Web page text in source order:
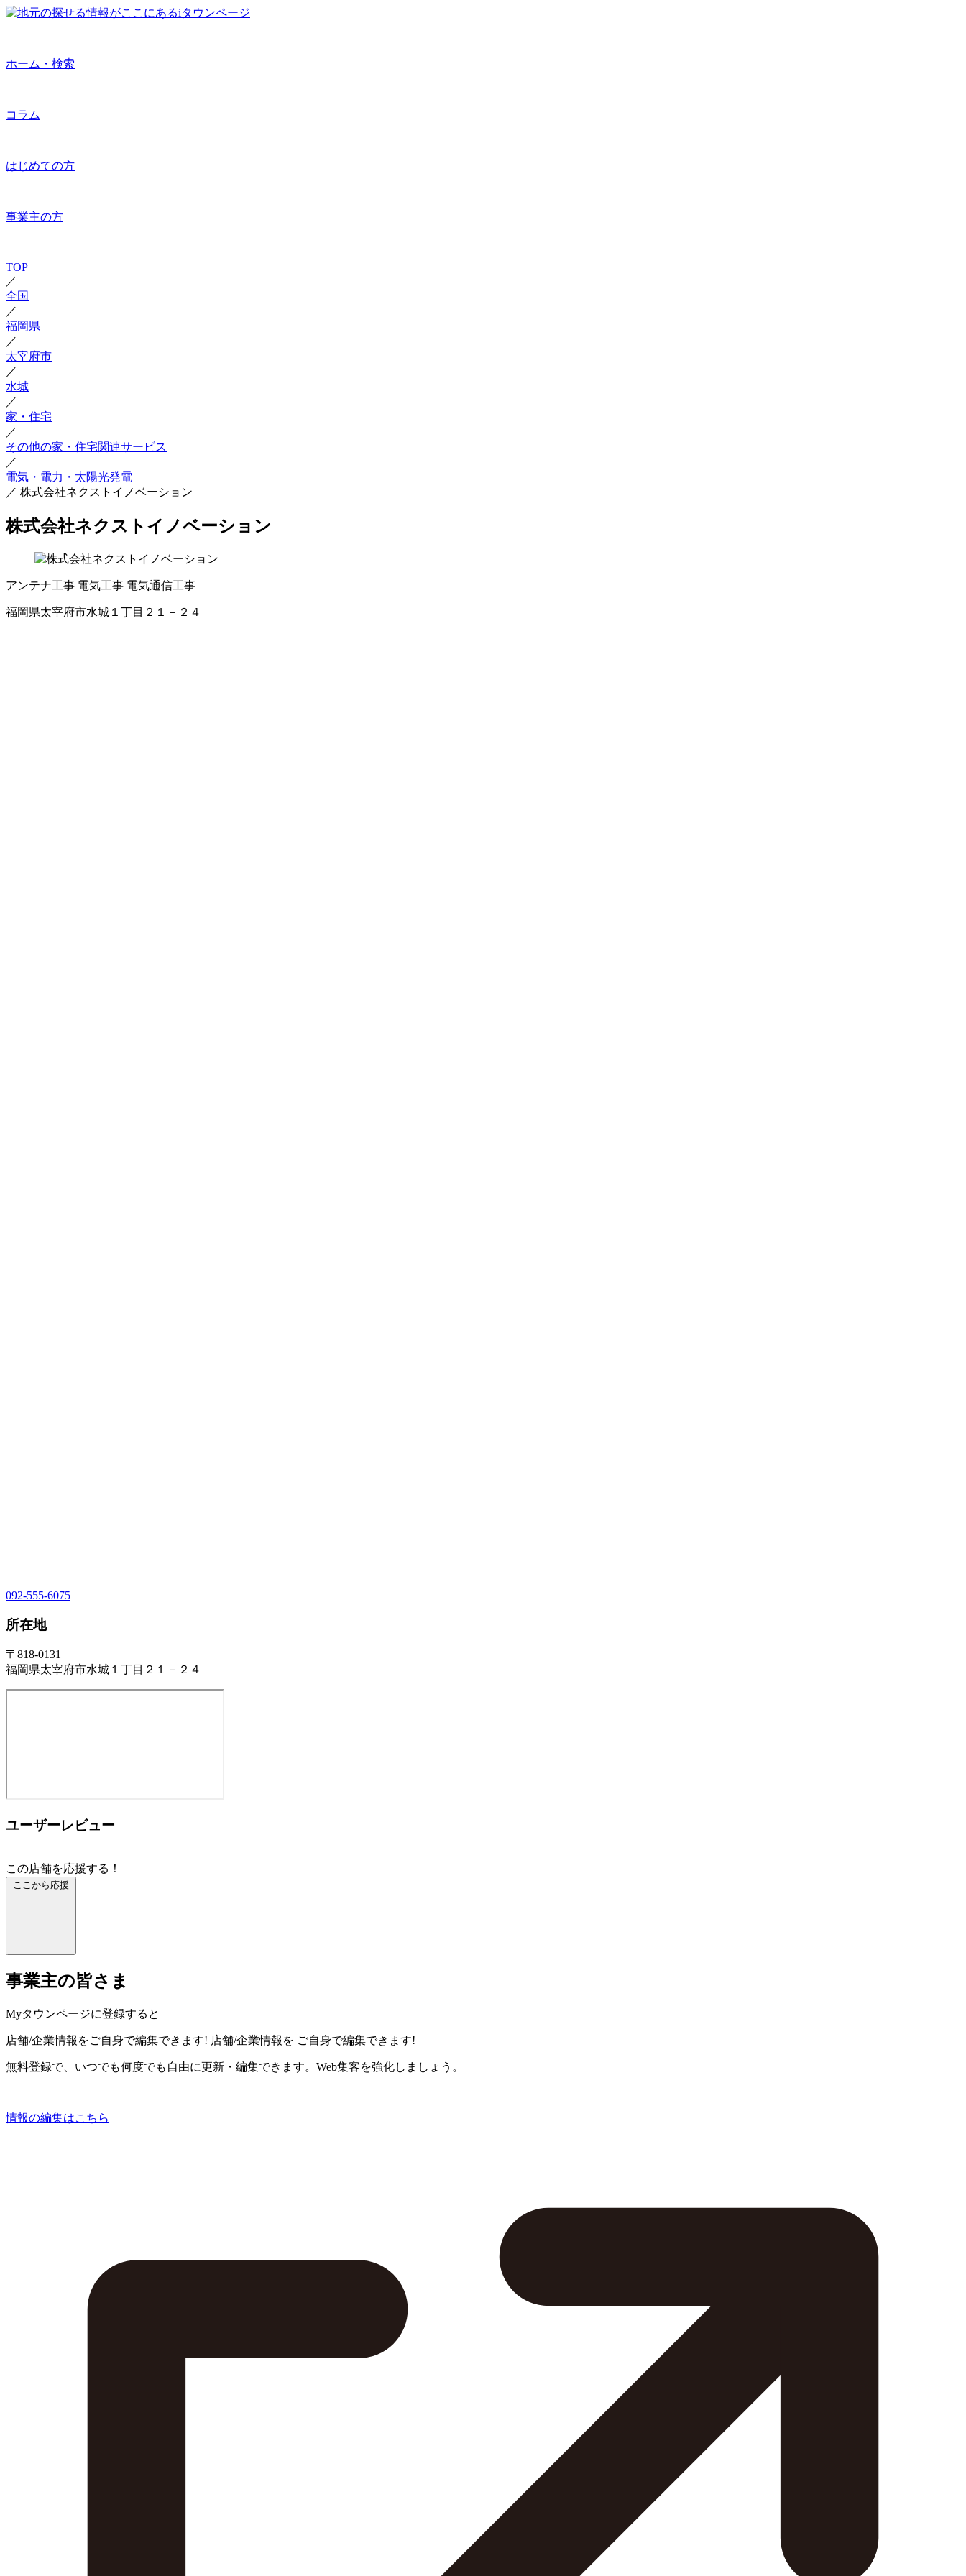
ホーム・検索
コラム
はじめての方
事業主の方
TOP
／
全国
／
福岡県
／
太宰府市
／
水城
／
家・住宅
／
その他の家・住宅関連サービス
／
電気・電力・太陽光発電
／ 株式会社ネクストイノベーション
株式会社ネクストイノベーション
アンテナ工事 電気工事 電気通信工事
福岡県太宰府市水城１丁目２１－２４
092-555-6075
所在地
〒818-0131
福岡県太宰府市水城１丁目２１－２４
ユーザーレビュー
この店舗を応援する！
ここから応援
事業主の皆さま
Myタウンページに登録すると
店舗/企業情報をご自身で編集できます! 店舗/企業情報を ご自身で編集できます!
無料登録で、いつでも何度でも自由に更新・編集できます。Web集客を強化しましょう。
情報の編集はこちら